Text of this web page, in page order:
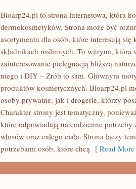
Bioarp24.pl to strona internetowa, która
dermokosmetyków. Strona może być
asortymentu dla osób, które interesują
składnikach roślinnych. To witryna, która
zainteresowanie pielęgnacją bliższą
niego i DIY – Zrób to sam. Głównym
produktów kosmetycznych. Bioarp24.pl
osoby prywatne, jak i drogerie, którzy
Charakter strony jest tematyczny,
które odpowiadają na codzienne potrzeby
włosów oraz całego ciała. Strona łączy
potrzebami osób, które chcą [ Read